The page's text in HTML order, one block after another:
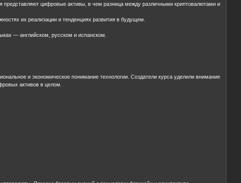
цифровые активы, в чем разница между различными криптовалютами и
их реализации и тенденциях развития в будущем.
— английском, русском и испанском.
и экономическое понимание технологии. Создатели курса уделили внимание
активов в целом.